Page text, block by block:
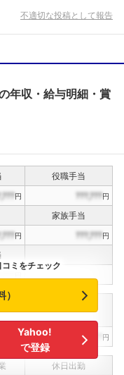
不適切な投稿として報告
年収・給与明細・賞
役職手当
円 ???,???円
家族手当
円 ???,???円
賞与
決算賞与
円 ???,??? 円
休日出勤
ミをチェック
Yahoo!
で登録